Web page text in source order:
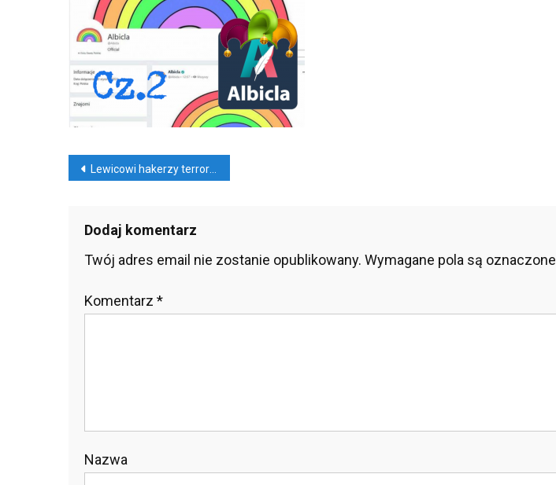
Nawigacja
Lewicowi hakerzy terroryści wykradli bazy danych Albicla
Dodaj komentarz
Twój adres email nie zostanie opublikowany. Wymagane pola są oznaczone
Komentarz *
Nazwa